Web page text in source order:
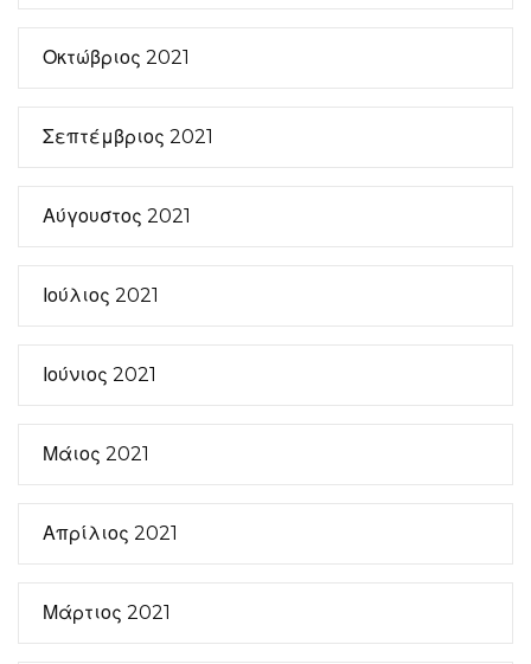
Οκτώβριος 2021
Σεπτέμβριος 2021
Αύγουστος 2021
Ιούλιος 2021
Ιούνιος 2021
Μάιος 2021
Απρίλιος 2021
Μάρτιος 2021